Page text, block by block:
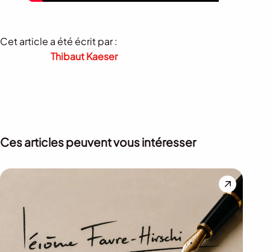
Cet article a été écrit par :
Thibaut Kaeser
Ces articles peuvent vous intéresser